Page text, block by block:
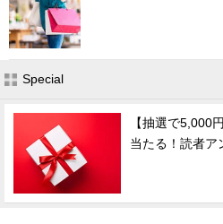
Special
【抽選で5,000
当たる！読者ア